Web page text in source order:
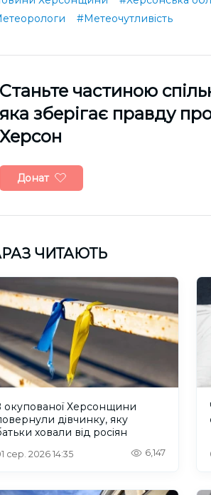
#Метеочутливість
Cтаньте частиною
яка зберігає правду
Херсон
Донат
ЧИТАЮТЬ
окупованої Херсонщини
дівчинку, яку
ховали від росіян
сер. 2026 14:35 6,147